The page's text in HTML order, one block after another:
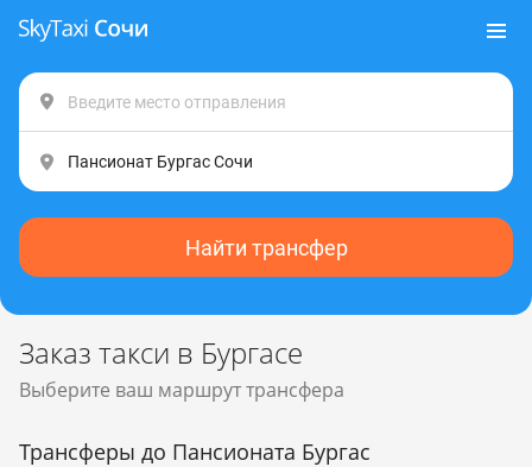
Найти трансфер
Заказ такси в Бургасе
Выберите ваш маршрут трансфера
Трансферы до Пансионата Бургас